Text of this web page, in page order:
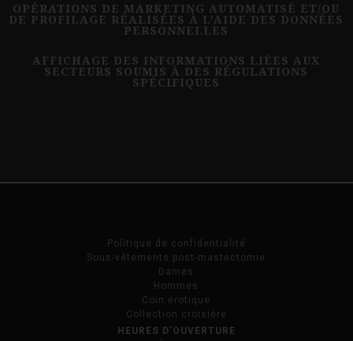
OPÉRATIONS DE MARKETING AUTOMATISÉ ET/OU
DE PROFILAGE RÉALISÉES À L’AIDE DES DONNÉES
PERSONNELLES
AFFICHAGE DES INFORMATIONS LIÉES AUX
SECTEURS SOUMIS À DES RÉGULATIONS
SPÉCIFIQUES
Politique de confidentialité
Sous-vêtements post-mastectomie
Dames
Hommes
Coin érotique
Collection croisière
HEURES D’OUVERTURE